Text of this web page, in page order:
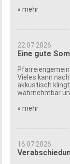
» mehr
22.07.2026
Eine gute
Vieles kann
akkustisch
wahrnehmbar
» mehr
16.07.2026